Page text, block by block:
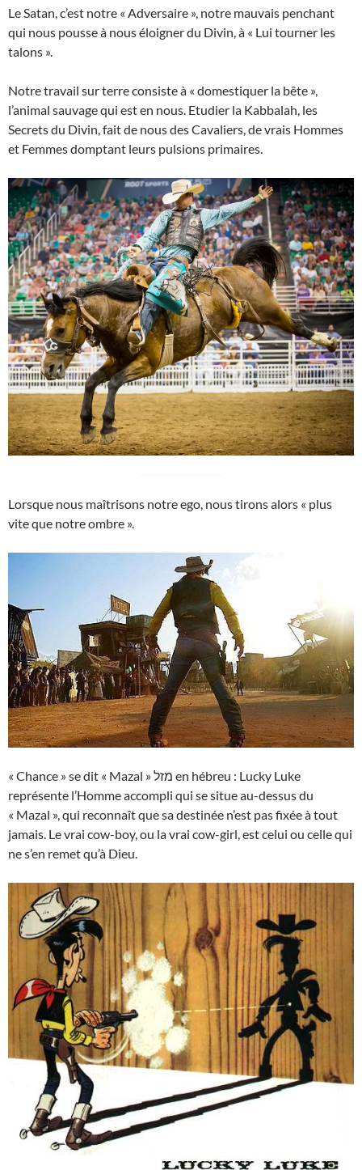
Le Satan, c’est notre « Adversaire », notre mauvais penchant
qui nous pousse à nous éloigner du Divin, à « Lui tourner les
talons ».
Notre travail sur terre consiste à « domestiquer la bête »,
l’animal sauvage qui est en nous. Etudier la Kabbalah, les
Secrets du Divin, fait de nous des Cavaliers, de vrais Hommes
et Femmes domptant leurs pulsions primaires.
Lorsque nous maîtrisons notre ego, nous tirons alors « plus
vite que notre ombre ».
« Chance » se dit « Mazal » מזל en hébreu : Lucky Luke
représente l’Homme accompli qui se situe au-dessus du
« Mazal », qui reconnaît que sa destinée n’est pas fixée à tout
jamais. Le vrai cow-boy, ou la vrai cow-girl, est celui ou celle qui
ne s’en remet qu’à Dieu.